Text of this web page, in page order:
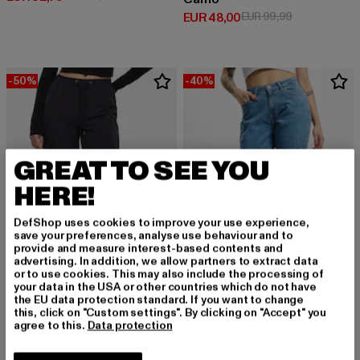
EUR 48,00
Derzeitiger Preis: EUR 48,00
EUR 99,99Aktionspreis:
-50%
URBAN CLASSICS
Ladies Nylon Cargo Pants
EUR 30,00
Derzeitiger Preis: EUR 30,00
EUR 59,99Aktionspreis: EUR 59,99
-40%
URBAN CLASSICS
GREAT TO SEE YOU
HERE!
DefShop uses cookies to improve your use experience,
save your preferences, analyse use behaviour and to
provide and measure interest-based contents and
advertising. In addition, we allow partners to extract data
or to use cookies. This may also include the processing of
your data in the USA or other countries which do not have
the EU data protection standard. If you want to change
this, click on "Custom settings". By clicking on "Accept" you
agree to this. Data protection